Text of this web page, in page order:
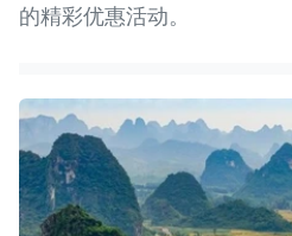
的精彩优惠活动。